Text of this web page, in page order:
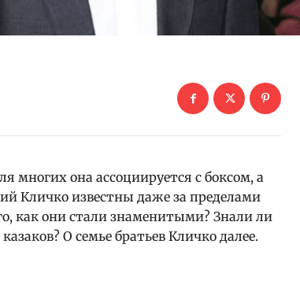
многих она ассоциируется с боксом, а
Кличко известны даже за пределами
как они стали знаменитыми? Знали ли
О семье братьев Кличко далее.